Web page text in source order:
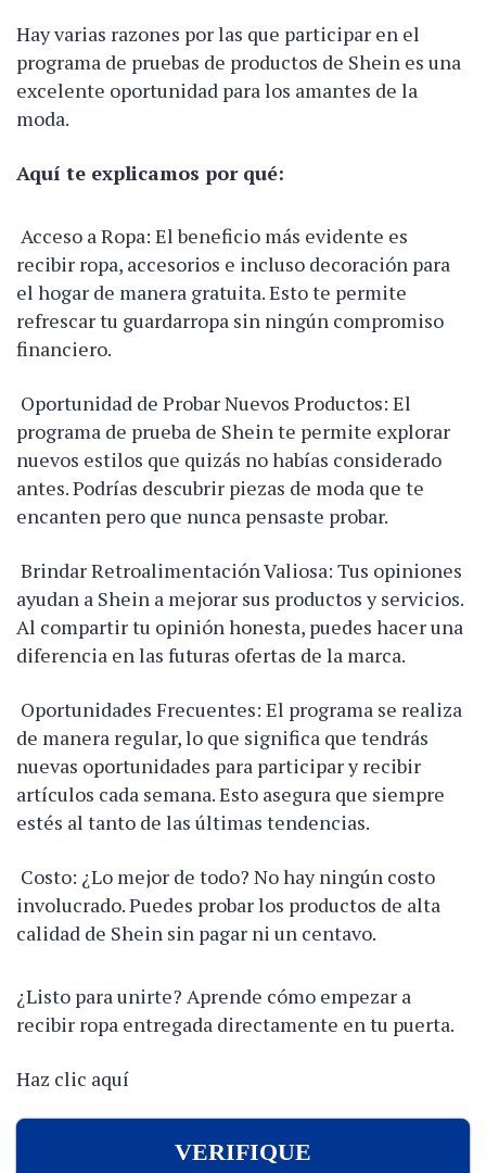
Hay varias razones por las que participar en el
programa de pruebas de productos de Shein es una
excelente oportunidad para los amantes de la
moda.
Aquí te explicamos por qué:
Acceso a Ropa: El beneficio más evidente es
recibir ropa, accesorios e incluso decoración para
el hogar de manera gratuita. Esto te permite
refrescar tu guardarropa sin ningún compromiso
financiero.
Oportunidad de Probar Nuevos Productos: El
programa de prueba de Shein te permite explorar
nuevos estilos que quizás no habías considerado
antes. Podrías descubrir piezas de moda que te
encanten pero que nunca pensaste probar.
Brindar Retroalimentación Valiosa: Tus opiniones
ayudan a Shein a mejorar sus productos y servicios.
Al compartir tu opinión honesta, puedes hacer una
diferencia en las futuras ofertas de la marca.
Oportunidades Frecuentes: El programa se realiza
de manera regular, lo que significa que tendrás
nuevas oportunidades para participar y recibir
artículos cada semana. Esto asegura que siempre
estés al tanto de las últimas tendencias.
Costo: ¿Lo mejor de todo? No hay ningún costo
involucrado. Puedes probar los productos de alta
calidad de Shein sin pagar ni un centavo.
¿Listo para unirte? Aprende cómo empezar a
recibir ropa entregada directamente en tu puerta.
Haz clic aquí
VERIFIQUE